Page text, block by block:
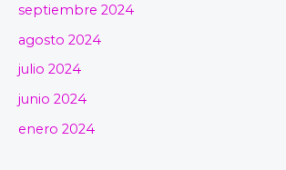
septiembre 2024
agosto 2024
julio 2024
junio 2024
enero 2024